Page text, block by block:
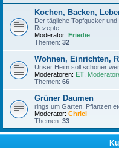
Kochen, Backen,
Der tägliche Topfgucker
Rezepte
Moderator: Friedie
Themen: 32
Wohnen, Einrichten,
Unser Heim soll schöner
Moderatoren: ET
Themen: 66
Grüner Daumen
rings um Garten, Pflanzen
Moderator: Chrici
Themen: 33